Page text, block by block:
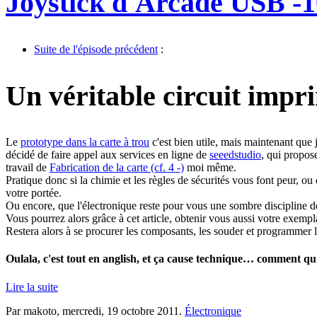
Suite de l'épisode précédent :
Un véritable circuit
Le prototype dans la carte à trou c'est bien utile, mais maintenant
décidé de faire appel aux services en ligne de seeedstudio, qui
travail de Fabrication de la carte (cf. 4 -) moi même.
Pratique donc si la chimie et les règles de sécurités vous font peur,
votre portée.
Ou encore, que l'électronique reste pour vous une sombre
Vous pourrez alors grâce à cet article, obtenir vous aussi votre
Restera alors à se procurer les composants, les souder et
Oulala, c'est tout en anglish, et ça cause technique… comment
Lire la suite
Par makoto, mercredi, 19 octobre 2011 . Électronique